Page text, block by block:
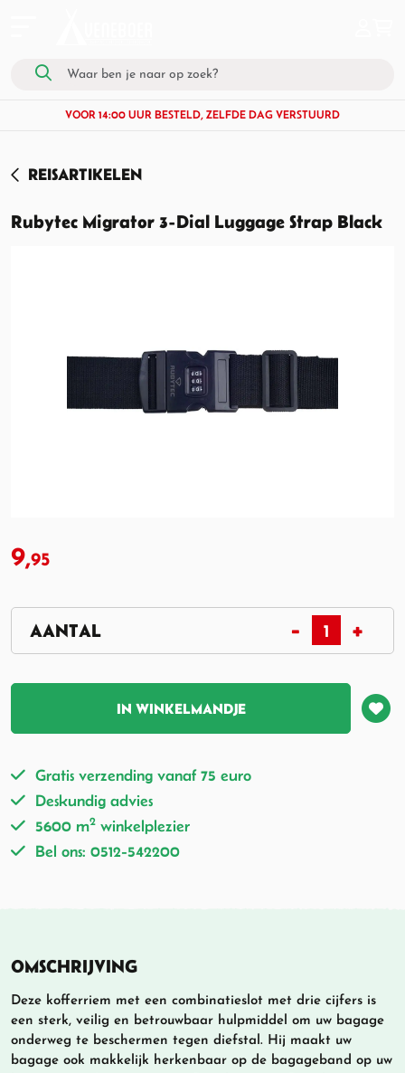
VOOR 14:00 UUR BESTELD, ZELFDE DAG VERSTUURD
REISARTIKELEN
Rubytec Migrator 3-Dial Luggage Strap Black
9,95
IN WINKELMANDJE
Gratis verzending vanaf 75 euro
Deskundig advies
5600 m2 winkelplezier
Bel ons: 0512-542200
OMSCHRIJVING
Deze kofferriem met een combinatieslot met drie cijfers is
een sterk, veilig en betrouwbaar hulpmiddel om uw bagage
onderweg te beschermen tegen diefstal. Hij maakt uw
bagage ook makkelijk herkenbaar op de bagageband op uw